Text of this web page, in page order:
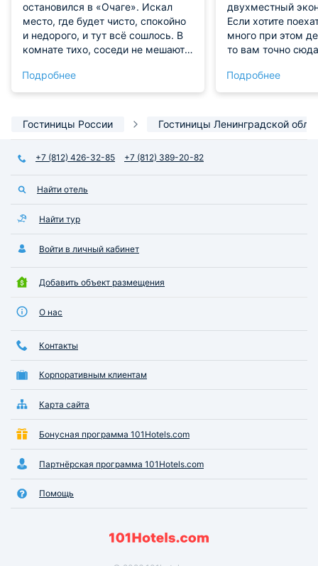
остановился в «Очаге». Искал
место, где будет чисто, спокойно
и недорого, и тут всё сошлось. В
комнате тихо, соседи не мешают,
нормально выспаться. Кровать
удобная, матрас хороший, ничего
хостеле есть общая кухня —
коридоре есть шкафчики с
замками, вещи лежат спокойно.
Подробнее
двухместный
Если хотите
много при этом
то вам точно
часть города
нас была кровать
что-то погладить,
Подробнее
Гостиницы России Гостиницы Ленинградской
+7 (812) 426-32-85 +7 (812) 389-20-82
Найти отель
Найти тур
Войти в личный кабинет
Добавить объект размещения
О нас
Контакты
Корпоративным клиентам
Карта сайта
Бонусная программа 101Hotels.com
Партнёрская программа 101Hotels.com
Помощь